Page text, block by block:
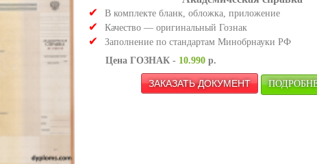
В комплекте бланк, обложка, приложение
Качество — оригинальный Гознак
Заполнение по стандартам Минобрнауки РФ
Цена ГОЗНАК - 10.990 р.